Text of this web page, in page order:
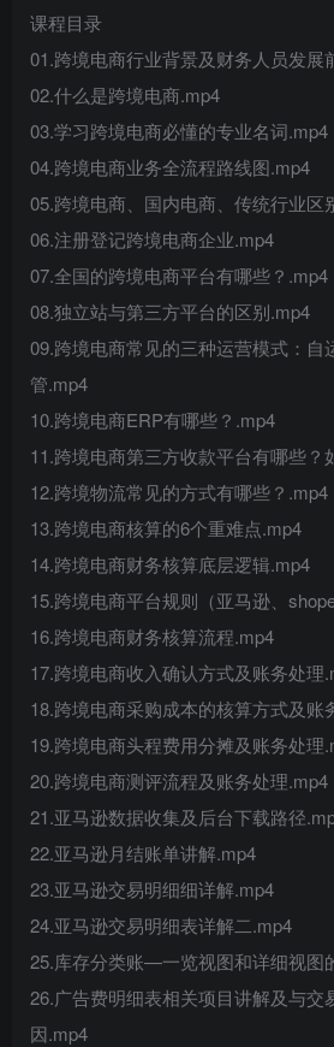
课程目录
01.跨境电商行业背景及财务人员发展
02.什么是跨境电商.mp4
03.学习跨境电商必懂的专业名词.mp4
04.跨境电商业务全流程路线图.mp4
05.跨境电商、国内电商、传统行业区
06.注册登记跨境电商企业.mp4
07.全国的跨境电商平台有哪些？.mp4
08.独立站与第三方平台的区别.mp4
09.跨境电商常见的三种运营模式：自
管.mp4
10.跨境电商ERP有哪些？.mp4
11.跨境电商第三方收款平台有哪些？
12.跨境物流常见的方式有哪些？.mp4
13.跨境电商核算的6个重难点.mp4
14.跨境电商财务核算底层逻辑.mp4
15.跨境电商平台规则（亚马逊、
16.跨境电商财务核算流程.mp4
17.跨境电商收入确认方式及账务处理
18.跨境电商采购成本的核算方式及账
19.跨境电商头程费用分摊及账务处理
20.跨境电商测评流程及账务处理.mp4
21.亚马逊数据收集及后台下载路径
22.亚马逊月结账单讲解.mp4
23.亚马逊交易明细细详解.mp4
24.亚马逊交易明细表详解二.mp4
25.库存分类账—一览视图和详细视图
26.广告费明细表相关项目讲解及与交
因.mp4